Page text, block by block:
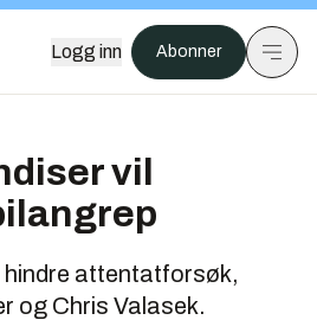
Logg inn Abonner
vil
hindre attentatforsøk,
og Chris Valasek.